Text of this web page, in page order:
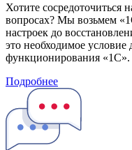
Хотите сосредоточиться
вопросах? Мы возьмем
настроек до
это необходимое
функционирования «1С».
Подробнее